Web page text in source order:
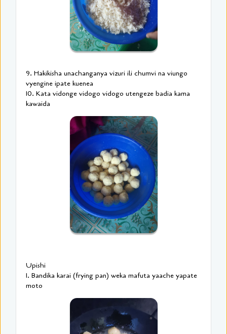
9. Hakikisha unachanganya vizuri ili chumvi na viungo
vyengine ipate kuenea
10. Kata vidonge vidogo vidogo utengeze badia kama
kawaida
Upishi
1. Bandika karai (frying pan) weka mafuta yaache yapate
moto